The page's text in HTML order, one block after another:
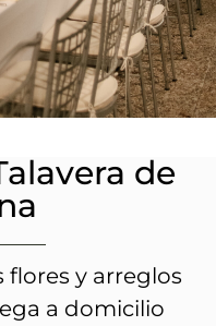
de
flores y arreglos
a domicilio